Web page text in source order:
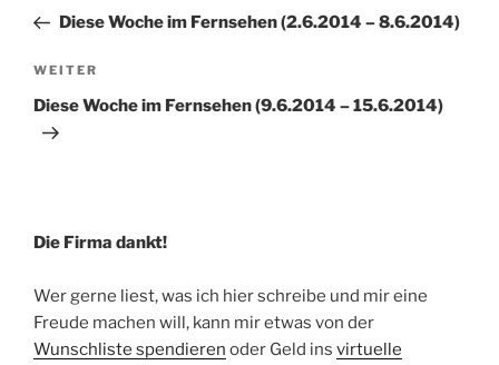
Beitrag
Diese Woche im Fernsehen (2.6.2014 – 8.6.2014)
Nächster
Beitrag
WEITER
Diese Woche im Fernsehen (9.6.2014 – 15.6.2014)
Die Firma dankt!
Wer gerne liest, was ich hier schreibe und mir eine
Freude machen will, kann mir etwas von der
Wunschliste spendieren oder Geld ins virtuelle